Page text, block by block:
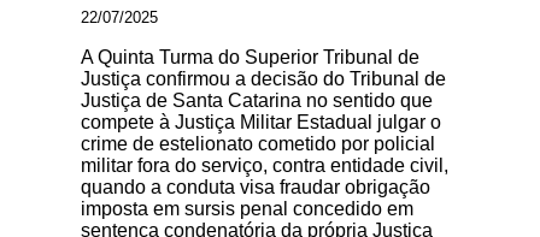
22/07/2025
A Quinta Turma do Superior Tribunal de
Justiça confirmou a decisão do Tribunal de
Justiça de Santa Catarina no sentido que
compete à Justiça Militar Estadual julgar o
crime de estelionato cometido por policial
militar fora do serviço, contra entidade civil,
quando a conduta visa fraudar obrigação
imposta em sursis penal concedido em
sentença condenatória da própria Justiça